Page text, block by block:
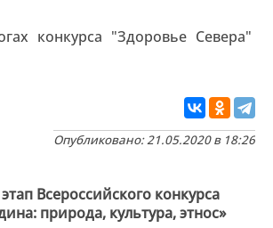
конкурса "Здоровье Севера"
Опубликовано: 21.05.2020 в 18:26
Всероссийского конкурса
природа, культура, этнос»